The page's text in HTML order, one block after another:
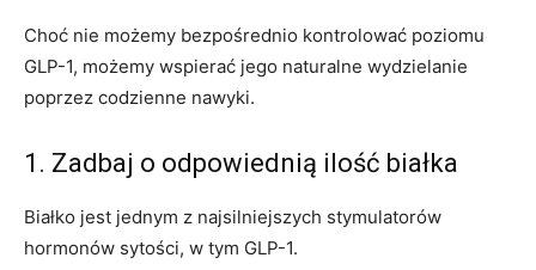
Choć nie możemy bezpośrednio kontrolować poziomu
GLP-1, możemy wspierać jego naturalne wydzielanie
poprzez codzienne nawyki.
1. Zadbaj o odpowiednią ilość białka
Białko jest jednym z najsilniejszych stymulatorów
hormonów sytości, w tym GLP-1.